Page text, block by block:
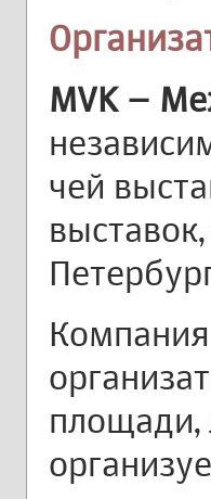
MVK –
чей
площади,